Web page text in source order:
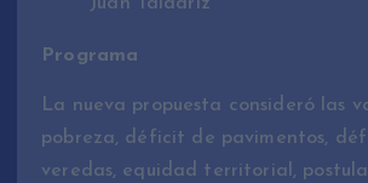
Programa
La nueva propuesta consideró las
pobreza, déficit de pavimentos,
veredas, equidad territorial,